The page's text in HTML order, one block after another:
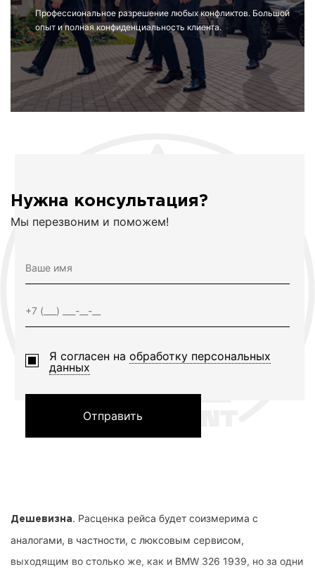
Профессиональное разрешение любых конфликтов. Большой
опыт и полная конфиденциальность клиента.
Нужна консультация?
Мы перезвоним и поможем!
Я согласен на обработку персональных
данных
Отправить
Дешевизна. Расценка рейса будет соизмерима с
аналогами, в частности, с люксовым сервисом,
выходящим во столько же, как и BMW 326 1939, но за одни